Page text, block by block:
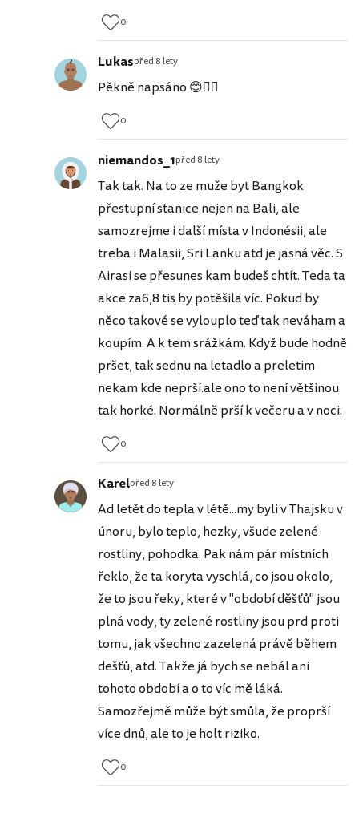
0
Lukaspřed 8 lety
Pěkně napsáno 😊👍🏼
0
niemandos_1před 8 lety
Tak tak. Na to ze muže byt Bangkok
přestupní stanice nejen na Bali, ale
samozrejme i další místa v Indonésii, ale
treba i Malasii, Sri Lanku atd je jasná věc. S
Airasi se přesunes kam budeš chtít. Teda ta
akce za6,8 tis by potěšila víc. Pokud by
něco takové se vylouplo teď tak neváham a
koupím. A k tem srážkám. Když bude hodně
pršet, tak sednu na letadlo a preletim
nekam kde neprší.ale ono to není většinou
tak horké. Normálně prší k večeru a v noci.
0
Karelpřed 8 lety
Ad letět do tepla v létě...my byli v Thajsku v
únoru, bylo teplo, hezky, všude zelené
rostliny, pohodka. Pak nám pár místních
řeklo, že ta koryta vyschlá, co jsou okolo,
že to jsou řeky, které v "období děšťů" jsou
plná vody, ty zelené rostliny jsou prd proti
tomu, jak všechno zazelená právě během
dešťů, atd. Takže já bych se nebál ani
tohoto období a o to víc mě láká.
Samozřejmě může být smůla, že proprší
více dnů, ale to je holt riziko.
0